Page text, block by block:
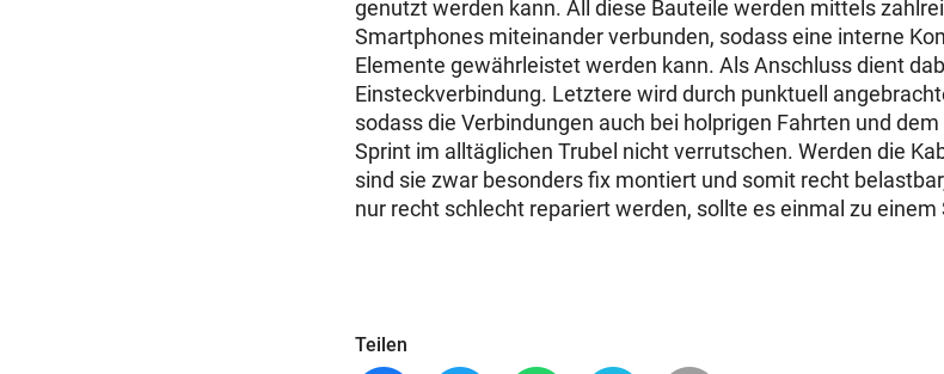
genutzt werden kann. All diese Bauteile werden mittels
Smartphones miteinander verbunden, sodass eine interne
Elemente gewährleistet werden kann. Als Anschluss dient
Einsteckverbindung. Letztere wird durch punktuell
sodass die Verbindungen auch bei holprigen Fahrten und
Sprint im alltäglichen Trubel nicht verrutschen. Werden die
sind sie zwar besonders fix montiert und somit recht
nur recht schlecht repariert werden, sollte es einmal zu
Teilen